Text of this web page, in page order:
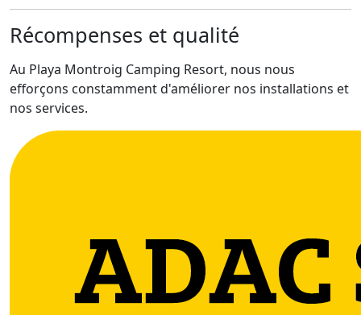
Récompenses et qualité
Au Playa Montroig Camping Resort, nous nous
efforçons constamment d'améliorer nos installations et
nos services.